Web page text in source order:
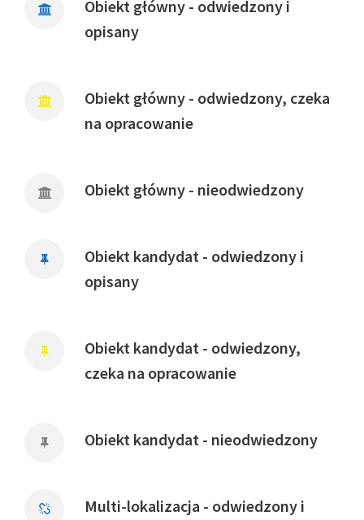
Obiekt główny - odwiedzony i
opisany
Obiekt główny - odwiedzony, czeka
na opracowanie
Obiekt główny - nieodwiedzony
Obiekt kandydat - odwiedzony i
opisany
Obiekt kandydat - odwiedzony,
czeka na opracowanie
Obiekt kandydat - nieodwiedzony
Multi-lokalizacja - odwiedzony i